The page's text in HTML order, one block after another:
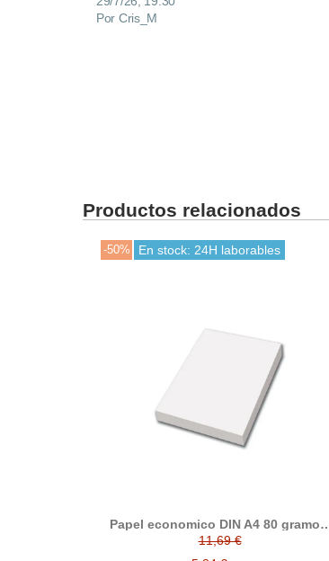
Por Cris_M
Productos relacionados
-50% En stock: 24H laborables
Papel economico DIN A4 80
paquete 500 folios
11,69 €